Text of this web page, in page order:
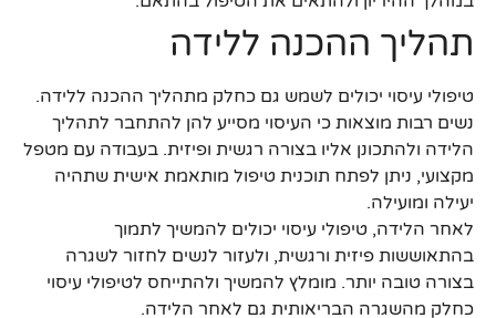
תהליך ההכנה ללידה
טיפולי עיסוי יכולים לשמש גם כחלק מתהליך ההכנה ללידה.
נשים רבות מוצאות כי העיסוי מסייע להן להתחבר לתהליך
הלידה ולהתכונן אליו בצורה רגשית ופיזית. בעבודה עם מטפל
מקצועי, ניתן לפתח תוכנית טיפול מותאמת אישית שתהיה
יעילה ומועילה.
לאחר הלידה, טיפולי עיסוי יכולים להמשיך לתמוך
בהתאוששות פיזית ורגשית, ולעזור לנשים לחזור לשגרה
בצורה טובה יותר. מומלץ להמשיך ולהתייחס לטיפולי עיסוי
כחלק מהשגרה הבריאותית גם לאחר הלידה.